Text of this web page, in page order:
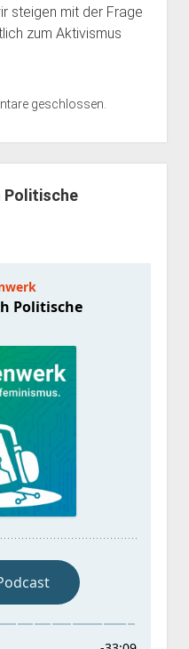
steigen mit der Frage
zum Aktivismus
geschlossen.
Politische